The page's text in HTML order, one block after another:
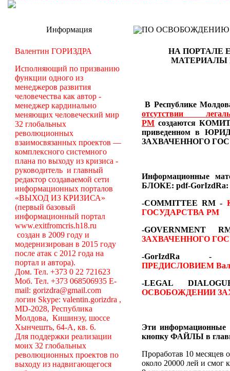
Информация
Валентин ГОРИЗДРА
Исполняющий по призванию
функции одного из
менеджеров развития
человечества как автор -
менеджер кардинально
меняющих человеческий мир
32 глобальных
революционных
взаимосвязанных проектов —
комплексного системного
плана по выходу из кризиса -
руководитель и главный
редактор создаваемой сети
информационных порталов
«ВЫХОД ИЗ КРИЗИСА»
(первый базовый
информационный портал
www.exitfromcris.h18.ru
создан в 2009 году и
модернизирован в 2015 году
после атак с 2012 года на
портал и автора).
Дом. Тел. +373 0 22 721623
Моб. Тел. +373 068506935 E-
mail: gorizdra@gmail.com
логин Skype: valentin.gorizdra ,
MD-2028, Республика
Молдова, Кишинэу, шоссе
Хынчешть, 64-А, кв. 6.
Для поддержки реализации
моих 32 глобальных
революционных проектов по
выходу из надвигающегося
ПО ОСВОБОЖДЕНИЮ
НА ПОРТАЛЕ
МАТЕРИАЛЫ
В Республике
отсутствии
РМ создаются
приведенном в
ЗАХВАЧЕННОГО
Информационные
БЛОКЕ: pdf-GorIzdRa:
-COMMITTEE RM -
ГОСУДАРСТВА РМ
-
ЗАХВАЧЕННОГО
-
ПРЕДИСЛОВИЕМ
-LEGAL
ОСВОБОЖДЕНИИ
Эти информационные
кнопку ФАЙЛЫ в
Проработав 10 месяцев
около 20000 лей и смог